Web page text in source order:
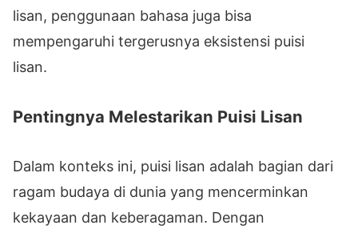
lisan, penggunaan bahasa juga bisa
mempengaruhi tergerusnya eksistensi puisi
lisan.
Pentingnya Melestarikan Puisi Lisan
Dalam konteks ini, puisi lisan adalah bagian dari
ragam budaya di dunia yang mencerminkan
kekayaan dan keberagaman. Dengan